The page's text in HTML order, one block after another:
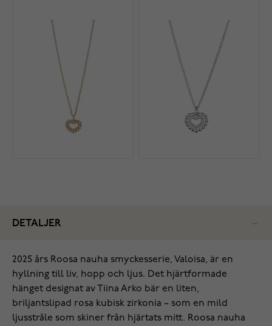
DETALJER
2025 års Roosa nauha smyckesserie, Valoisa, är en
hyllning till liv, hopp och ljus. Det hjärtformade
hänget designat av Tiina Arko bär en liten,
briljantslipad rosa kubisk zirkonia – som en mild
ljusstråle som skiner från hjärtats mitt. Roosa nauha